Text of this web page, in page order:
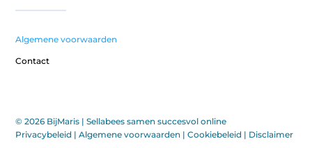
Algemene voorwaarden
Contact
© 2026 BijMaris |Sellabees samen succesvol online
Privacybeleid |Algemene voorwaarden |Cookiebeleid | Disclaimer